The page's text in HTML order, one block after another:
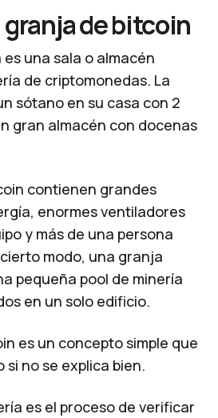
granja de bitcoin
una sala o almacén
de criptomonedas. La
sótano en su casa con 2
gran almacén con docenas
contienen grandes
enormes ventiladores
y más de una persona
modo, una granja
pequeña pool de minería
en un solo edificio.
es un concepto simple que
no se explica bien.
es el proceso de verificar